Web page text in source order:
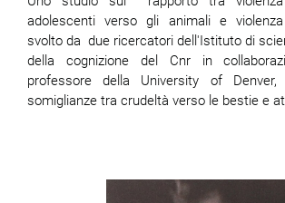
adolescenti verso gli animali e violenza
svolto da due ricercatori dell'Istituto di
della cognizione del Cnr in
professore della University of Denver,
somiglianze tra crudeltà verso le bestie e